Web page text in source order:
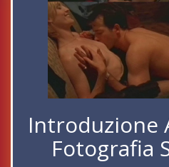
Introduzione
Fotografia